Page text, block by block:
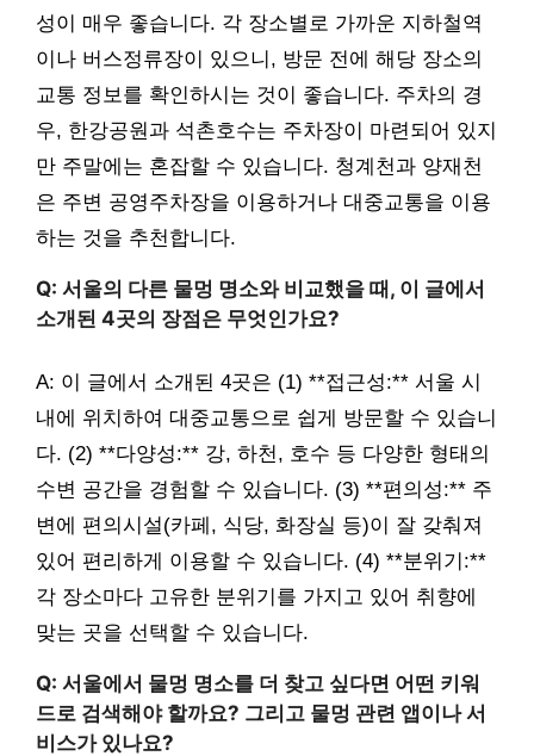
성이 매우 좋습니다. 각 장소별로 가까운 지하철역
이나 버스정류장이 있으니, 방문 전에 해당 장소의
교통 정보를 확인하시는 것이 좋습니다. 주차의 경
우, 한강공원과 석촌호수는 주차장이 마련되어 있지
만 주말에는 혼잡할 수 있습니다. 청계천과 양재천
은 주변 공영주차장을 이용하거나 대중교통을 이용
하는 것을 추천합니다.
Q: 서울의 다른 물멍 명소와 비교했을 때, 이 글에서
소개된 4곳의 장점은 무엇인가요?
A: 이 글에서 소개된 4곳은 (1) **접근성:** 서울 시
내에 위치하여 대중교통으로 쉽게 방문할 수 있습니
다. (2) **다양성:** 강, 하천, 호수 등 다양한 형태의
수변 공간을 경험할 수 있습니다. (3) **편의성:** 주
변에 편의시설(카페, 식당, 화장실 등)이 잘 갖춰져
있어 편리하게 이용할 수 있습니다. (4) **분위기:**
각 장소마다 고유한 분위기를 가지고 있어 취향에
맞는 곳을 선택할 수 있습니다.
Q: 서울에서 물멍 명소를 더 찾고 싶다면 어떤 키워
드로 검색해야 할까요? 그리고 물멍 관련 앱이나 서
비스가 있나요?